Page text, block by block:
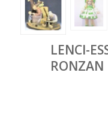
LENCI-
RONZAN